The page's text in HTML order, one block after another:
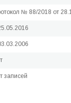
№ 88/2018 от
записей